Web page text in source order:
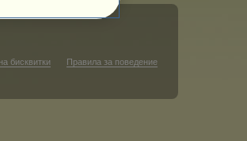
бисквитки Правила за поведение